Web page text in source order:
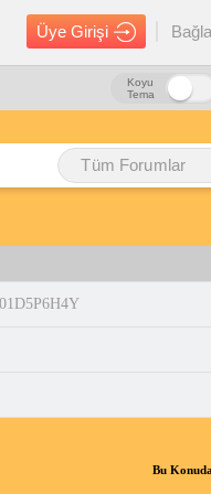
Üye Girişi
Koyu
Tema
Tüm Forumlar
Bu